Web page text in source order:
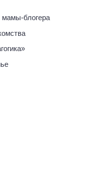
мамы-блогера